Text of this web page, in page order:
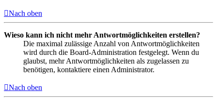
Nach oben
Wieso kann ich nicht mehr Antwortmöglichkeiten erstellen?
Die maximal zulässige Anzahl von Antwortmöglichkeiten
wird durch die Board-Administration festgelegt. Wenn du
glaubst, mehr Antwortmöglichkeiten als zugelassen zu
benötigen, kontaktiere einen Administrator.
Nach oben